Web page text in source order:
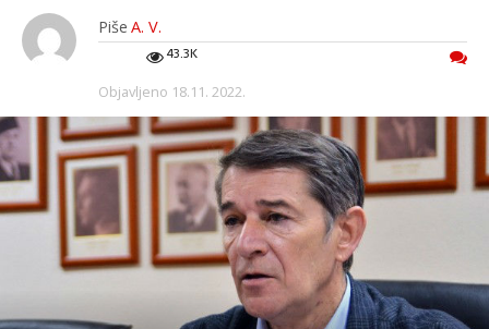
Piše A. V.
43.3K
Objavljeno 18.11. 2022.